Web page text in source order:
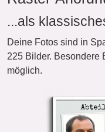
...als
Deine Fotos sind in
225 Bilder. Besondere
möglich.